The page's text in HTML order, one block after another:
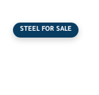
STEEL FOR SALE